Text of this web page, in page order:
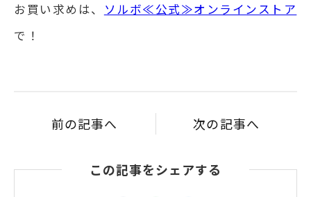
お買い求めは、 ソルボ≪公式≫オンラインストア
で！
前の記事へ 次の記事へ
この記事をシェアする